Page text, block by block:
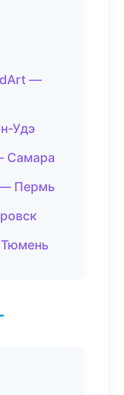
—
Удэ
Самара
— Пермь